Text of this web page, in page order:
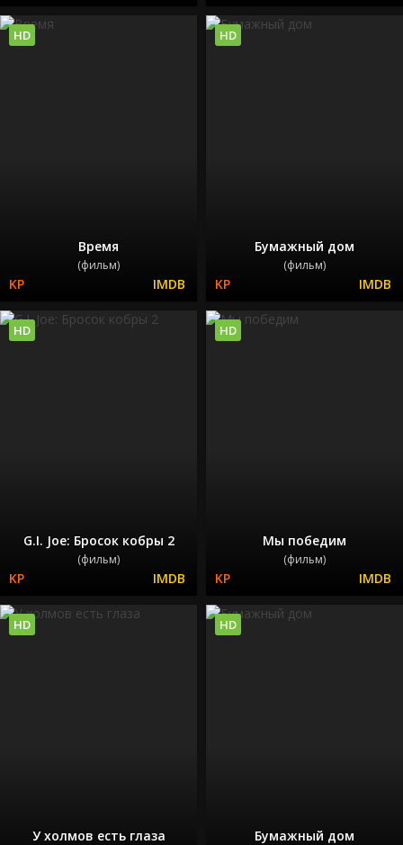
Время
(фильм)
HD
Бумажный дом
(фильм)
HD
G.I. Joe: Бросок кобры 2
(фильм)
HD
Мы победим
(фильм)
HD
У холмов есть глаза
HD
Бумажный дом
HD